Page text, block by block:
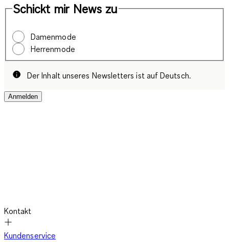
Schickt mir News zu
Damenmode
Herrenmode
Der Inhalt unseres Newsletters ist auf Deutsch.
Anmelden
Kontakt
Kundenservice